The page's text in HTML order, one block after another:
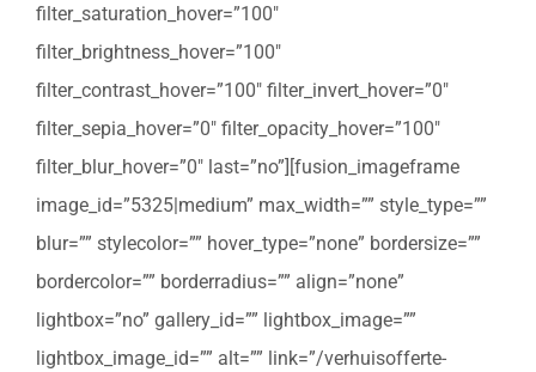
filter_saturation_hover=”100″
filter_brightness_hover=”100″
filter_contrast_hover=”100″ filter_invert_hover=”0″
filter_sepia_hover=”0″ filter_opacity_hover=”100″
filter_blur_hover=”0″ last=”no”][fusion_imageframe
image_id=”5325|medium” max_width=”” style_type=””
blur=”” stylecolor=”” hover_type=”none” bordersize=””
bordercolor=”” borderradius=”” align=”none”
lightbox=”no” gallery_id=”” lightbox_image=””
lightbox_image_id=”” alt=”” link=”/verhuisofferte-